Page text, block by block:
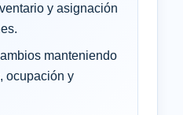
y asignación
manteniendo
ocupación y